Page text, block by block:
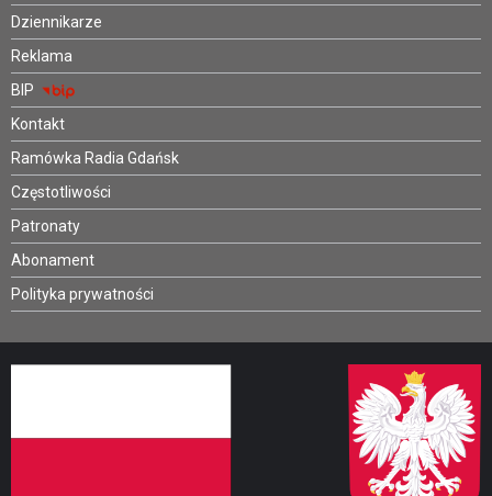
Dziennikarze
Reklama
BIP
Kontakt
Ramówka Radia Gdańsk
Częstotliwości
Patronaty
Abonament
Polityka prywatności